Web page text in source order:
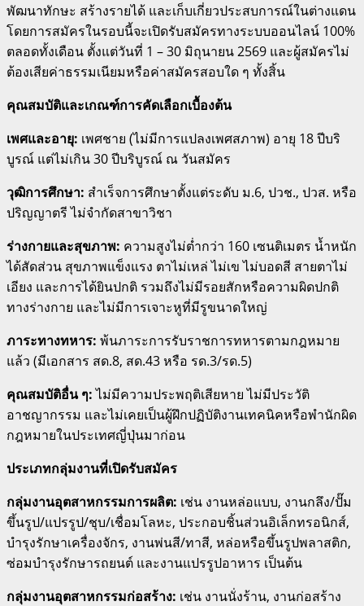
พัฒนาทักษะ สร้างรายได้ และเก็บเกี่ยวประสบการณ์ในต่างแดน
โดยการสมัครในรอบนี้จะเปิดรับสมัครทางระบบออนไลน์ 100%
ตลอดทั้งเดือน ตั้งแต่วันที่ 1 – 30 มิถุนายน 2569 และผู้สมัครไม่
ต้องเสียค่าธรรมเนียมหรือค่าสมัครสอบใด ๆ ทั้งสิ้น
คุณสมบัติและเกณฑ์การคัดเลือกเบื้องต้น
เพศและอายุ: เพศชาย (ไม่มีการแปลงเพศสภาพ) อายุ 18 ปีบริ
บูรณ์ แต่ไม่เกิน 30 ปีบริบูรณ์ ณ วันสมัคร
วุฒิการศึกษา: สำเร็จการศึกษาตั้งแต่ระดับ ม.6, ปวช., ปวส. หรือ
ปริญญาตรี ไม่จำกัดสาขาวิชา
ร่างกายและสุขภาพ: ความสูงไม่ต่ำกว่า 160 เซนติเมตร น้ำหนัก
ได้สัดส่วน สุขภาพแข็งแรง ตาไม่เหล่ ไม่เข ไม่บอดสี สายตาไม่
เอียง และการได้ยินปกติ รวมถึงไม่มีรอยสักหรือความผิดปกติ
ทางร่างกาย และไม่มีการเจาะหูที่มีรูขนาดใหญ่
ภาระทางทหาร: พ้นภาระการรับราชการทหารตามกฎหมาย
แล้ว (มีเอกสาร สด.8, สด.43 หรือ รด.3/รด.5)
คุณสมบัติอื่น ๆ:ไม่มีความประพฤติเสียหาย ไม่มีประวัติ
อาชญากรรม และไม่เคยเป็นผู้ฝึกปฏิบัติงานเทคนิคหรือพำนักผิด
กฎหมายในประเทศญี่ปุ่นมาก่อน
ประเภทกลุ่มงานที่เปิดรับสมัคร
กลุ่มงานอุตสาหกรรมการผลิต: เช่น งานหล่อแบบ, งานกลึง/ปั๊ม
ขึ้นรูป/แปรรูป/ชุบ/เชื่อมโลหะ, ประกอบชิ้นส่วนอิเล็กทรอนิกส์,
บำรุงรักษาเครื่องจักร, งานพ่นสี/ทาสี, หล่อหรือขึ้นรูปพลาสติก,
ซ่อมบำรุงรักษารถยนต์ และงานแปรรูปอาหาร เป็นต้น
กลุ่มงานอุตสาหกรรมก่อสร้าง: เช่น งานนั่งร้าน, งานก่อสร้าง